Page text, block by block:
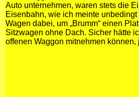
Auto unternehmen, waren stets die
Eisenbahn, wie ich meinte
Wagen dabei, um „Brumm“ einen
Sitzwagen ohne Dach. Sicher hätte
offenen Waggon mitnehmen können,